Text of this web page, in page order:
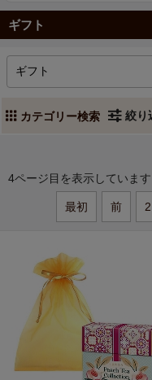
ギフト
カテゴリー検索 絞り
4ページ目を表示しています
最初 前 2